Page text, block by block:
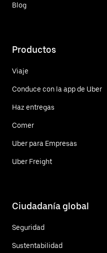
Blog
Productos
Viaje
Conduce con la app de Uber
Haz entregas
Comer
Uber para Empresas
Uber Freight
Ciudadanía global
Seguridad
Sustentabilidad